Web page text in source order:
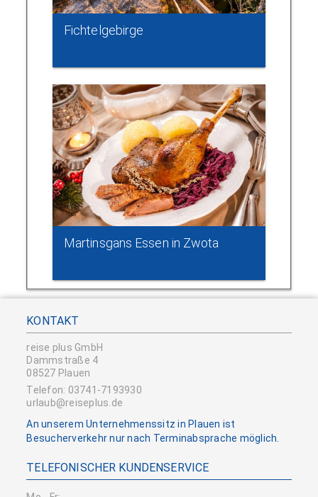
Fichtelgebirge
Martinsgans Essen in Zwota
KONTAKT
reise plus GmbH
Dammstraße 4
08527 Plauen
Telefon: 03741-7193930
urlaub@reiseplus.de
An unserem Unternehmenssitz in Plauen ist
Besucherverkehr nur nach Terminabsprache möglich.
TELEFONISCHER KUNDENSERVICE